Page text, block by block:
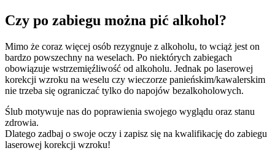
Czy po zabiegu można pić alkohol?
Mimo że coraz więcej osób rezygnuje z alkoholu, to wciąż jest on
bardzo powszechny na weselach. Po niektórych zabiegach
obowiązuje wstrzemięźliwość od alkoholu. Jednak po laserowej
korekcji wzroku na weselu czy wieczorze panieńskim/kawalerskim
nie trzeba się ograniczać tylko do napojów bezalkoholowych.
Ślub motywuje nas do poprawienia swojego wyglądu oraz stanu
zdrowia.
Dlatego zadbaj o swoje oczy i zapisz się na kwalifikację do zabiegu
laserowej korekcji wzroku!